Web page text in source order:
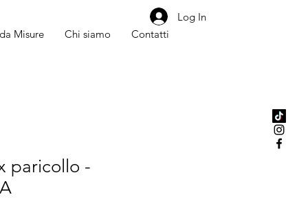
Misure Chi siamo Contatti
Log In
paricollo -